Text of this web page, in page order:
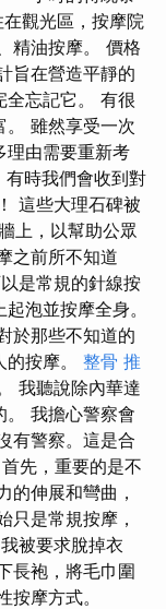
觀光區，按摩院
精油按摩。 價格
旨在營造平靜的
全忘記它。 有很
。 雖然享受一次
理由需要重新考
時我們會收到對
這些大理石碑被
上，以幫助公眾
之前所不知道
是常規的針線按
泡並按摩全身。
於那些不知道的
按摩。 整骨 推
我聽說除內華達
。 我擔心警察會
有警察。這是合
先，重要的是不
的伸展和彎曲，
只是常規按摩，
我被要求脫掉衣
長袍，將毛巾圍
摩方式。